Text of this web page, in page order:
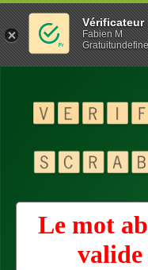
Le mot
valide
Vérificateur
Fabien M